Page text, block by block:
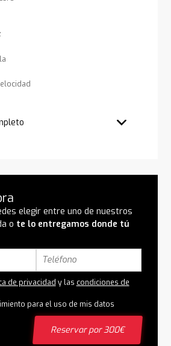
elegir entre uno de nuestros
o te lo entregamos donde tú
de privacidad y las condiciones de
para el uso de mis datos
Reservar por 300€